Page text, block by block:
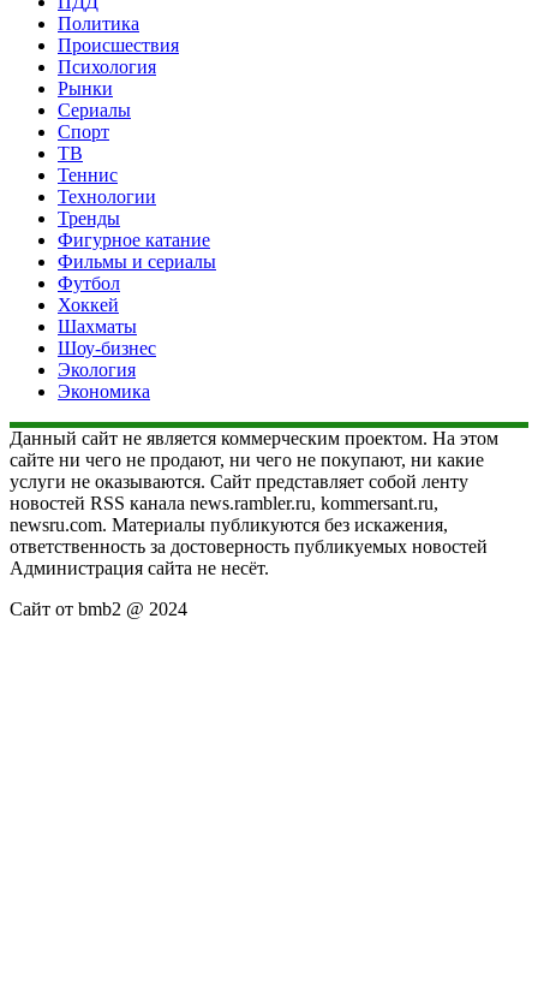
Политика
Происшествия
Психология
Рынки
Сериалы
Спорт
ТВ
Теннис
Технологии
Тренды
Фигурное катание
Фильмы и сериалы
Футбол
Хоккей
Шахматы
Шоу-бизнес
Экология
Экономика
Данный сайт не является коммерческим проектом. На этом
сайте ни чего не продают, ни чего не покупают, ни какие
услуги не оказываются. Сайт представляет собой ленту
новостей RSS канала news.rambler.ru, kommersant.ru,
newsru.com. Материалы публикуются без искажения,
ответственность за достоверность публикуемых новостей
Администрация сайта не несёт.
Сайт от bmb2 @ 2024